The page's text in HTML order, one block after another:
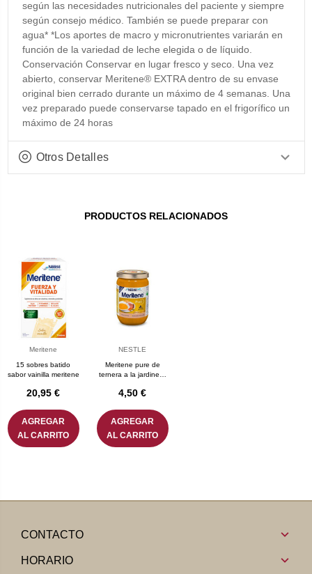
según las necesidades nutricionales del paciente y siempre
según consejo médico. También se puede preparar con
agua* *Los aportes de macro y micronutrientes variarán en
función de la variedad de leche elegida o de líquido.
Conservación Conservar en lugar fresco y seco. Una vez
abierto, conservar Meritene® EXTRA dentro de su envase
original bien cerrado durante un máximo de 4 semanas. Una
vez preparado puede conservarse tapado en el frigorífico un
máximo de 24 horas
Otros Detalles
PRODUCTOS RELACIONADOS
Meritene
15 sobres batido
sabor vainilla meritene
20,95 €
AGREGAR
AL CARRITO
NESTLE
Meritene pure de
ternera a la jardinera
4,50 €
AGREGAR
AL CARRITO
CONTACTO
HORARIO